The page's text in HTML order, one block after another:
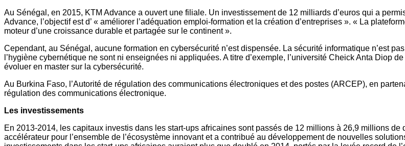
Au Sénégal, en 2015, KTM Advance a ouvert une filiale. Un investissement de 12 milliards d’euros qui a
Advance, l’objectif est d’ « améliorer l’adéquation emploi-formation et la création d’entreprises ». « La
moteur d’une croissance durable et partagée sur le continent ».
Cependant, au Sénégal, aucune formation en cybersécurité n’est dispensée. La sécurité informatique n’est
l’hygiène cybernétique ne sont ni enseignées ni appliquées. A titre d’exemple, l’université Cheick Anta Diop
évoluer en master sur la cybersécurité.
Au Burkina Faso, l’Autorité de régulation des communications électroniques et des postes (ARCEP), en
régulation des communications électronique.
Les investissements
En 2013-2014, les capitaux investis dans les start-ups africaines sont passés de 12 millions à 26,9 millions de
accélérateur pour l’ensemble de l’écosystème innovant et a contribué au développement de nouvelles